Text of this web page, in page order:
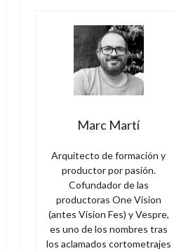
Marc Martí
Arquitecto de formación y
productor por pasión.
Cofundador de las
productoras One Vision
(antes Vision Fes) y Vespre,
es uno de los nombres tras
los aclamados cortometrajes